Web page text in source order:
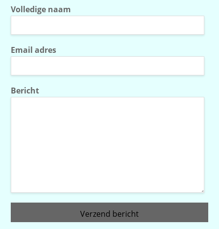
Volledige naam
Email adres
Bericht
Verzend bericht